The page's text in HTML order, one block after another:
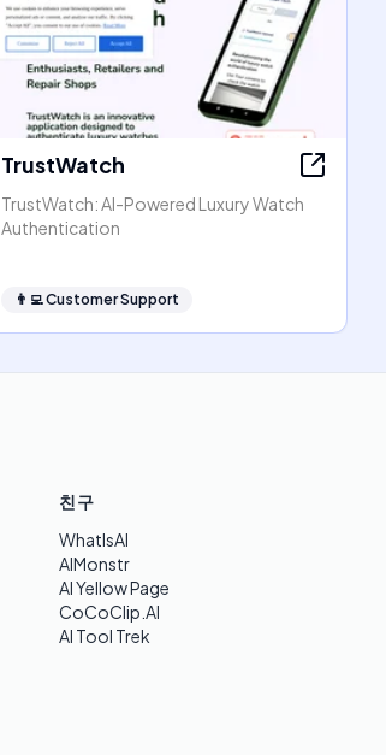
TrustWatch
TrustWatch: AI-Powered Luxury Watch
Authentication
👨‍💻Customer Support
친구
WhatIsAI
AIMonstr
AI Yellow Page
CoCoClip.AI
AI Tool Trek